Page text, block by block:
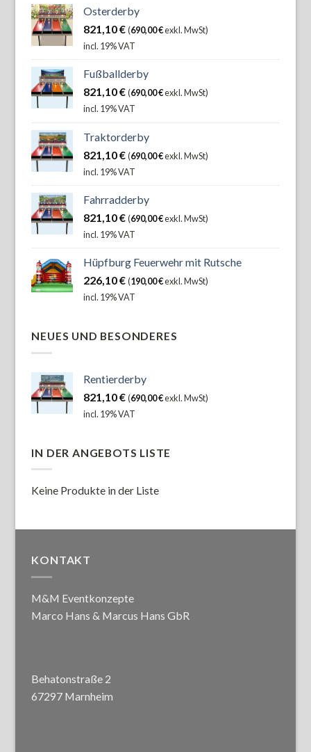
Osterderby
821,10€ (690,00€exkl. MwSt)
incl. 19% VAT
Fußballderby
821,10€ (690,00€exkl. MwSt)
incl. 19% VAT
Traktorderby
821,10€ (690,00€exkl. MwSt)
incl. 19% VAT
Fahrradderby
821,10€ (690,00€exkl. MwSt)
incl. 19% VAT
Hüpfburg Feuerwehr mit Rutsche
226,10€ (190,00€exkl. MwSt)
incl. 19% VAT
NEUES UND BESONDERES
Rentierderby
821,10€ (690,00€exkl. MwSt)
incl. 19% VAT
IN DER ANGEBOTS LISTE
Keine Produkte in der Liste
KONTAKT
M&M Eventkonzepte
Marco Hans & Marcus Hans GbR
Behatonstraße 2
67297 Marnheim